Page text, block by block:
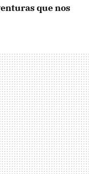
que nos